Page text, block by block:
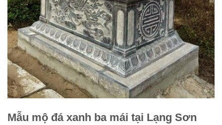
Mẫu mộ đá xanh ba mái tại Lạng Sơn